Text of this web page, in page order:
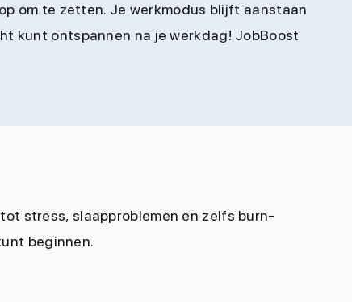
om te zetten. Je werkmodus blijft aanstaan
kunt ontspannen na je werkdag! JobBoost
stress, slaapproblemen en zelfs burn-
beginnen.